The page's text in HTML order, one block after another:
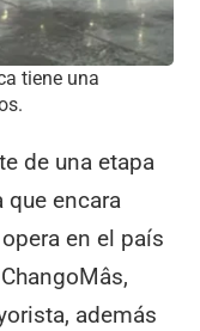
tiene una
de una etapa
encara
en el país
además